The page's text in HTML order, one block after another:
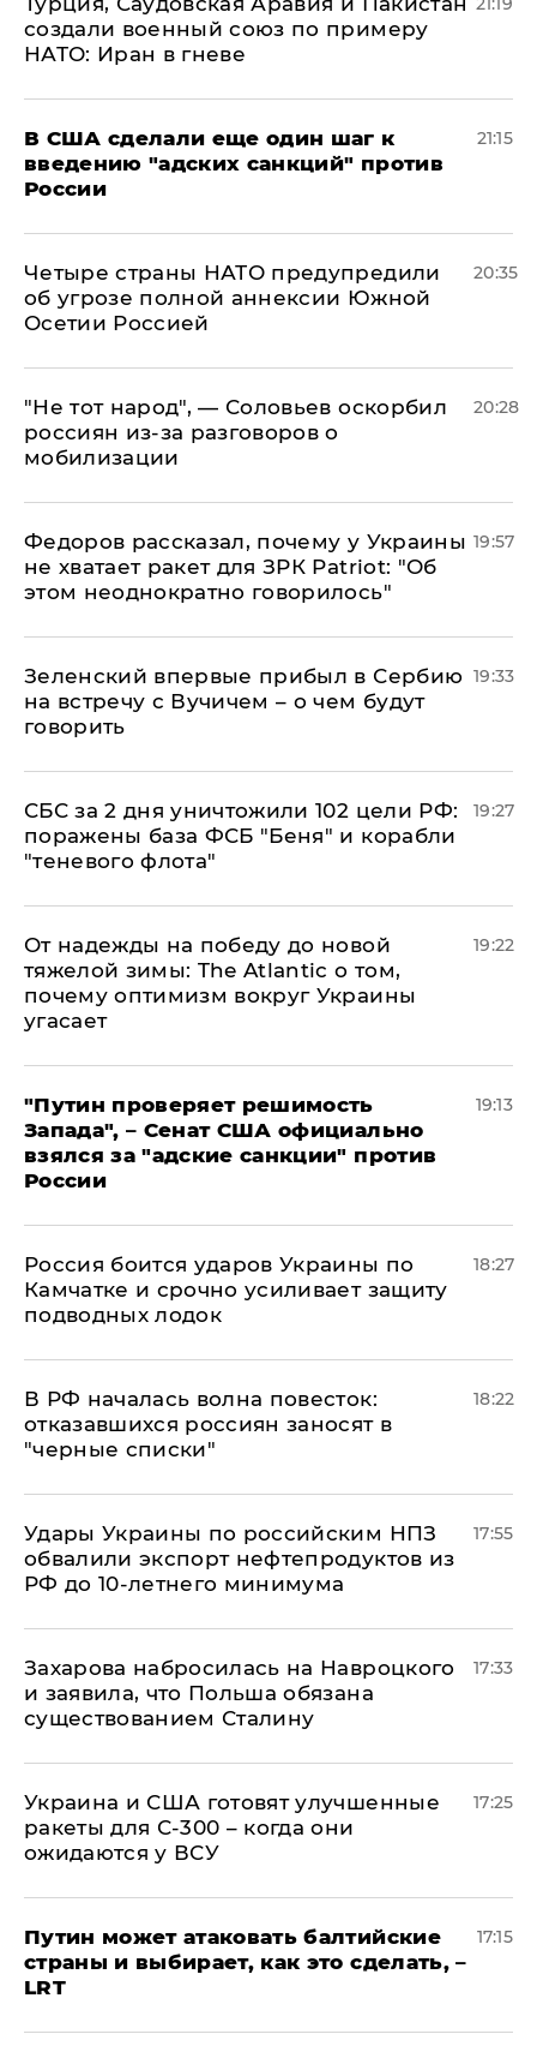
создали военный союз по примеру
НАТО: Иран в гневе
В США сделали еще один шаг к
введению "адских санкций" против
России
21:15
Четыре страны НАТО предупредили
об угрозе полной аннексии Южной
Осетии Россией
20:35
​"Не тот народ", — Соловьев оскорбил
россиян из-за разговоров о
мобилизации
20:28
Федоров рассказал, почему у Украины
не хватает ракет для ЗРК Patriot: "Об
этом неоднократно говорилось"
19:57
Зеленский впервые прибыл в Сербию
на встречу с Вучичем – о чем будут
говорить
19:33
СБС за 2 дня уничтожили 102 цели РФ:
поражены база ФСБ "Беня" и корабли
"теневого флота"
19:27
От надежды на победу до новой
тяжелой зимы: The Atlantic о том,
почему оптимизм вокруг Украины
угасает
19:22
"Путин проверяет решимость
Запада", – Сенат США официально
взялся за "адские санкции" против
России
19:13
Россия боится ударов Украины по
Камчатке и срочно усиливает защиту
подводных лодок
18:27
​В РФ началась волна повесток:
отказавшихся россиян заносят в
"черные списки"
18:22
Удары Украины по российским НПЗ
обвалили экспорт нефтепродуктов из
РФ до 10-летнего минимума
17:55
​Захарова набросилась на Навроцкого
и заявила, что Польша обязана
существованием Сталину
17:33
Украина и США готовят улучшенные
ракеты для С-300 – когда они
ожидаются у ВСУ
17:25
Путин может атаковать балтийские
страны и выбирает, как это сделать, –
LRT
17:15